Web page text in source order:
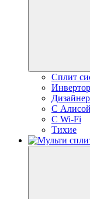
Сплит
С Алисой
C Wi-Fi
Тихие